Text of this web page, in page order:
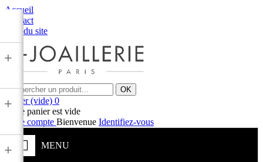
Accueil
Contact
Plan du site
OK
Panier (vide) 0
Votre panier est vide
Votre compte Bienvenue Identifiez-vous
MENU
+
+
+